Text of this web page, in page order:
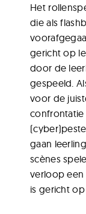
Het
die als
gericht op
door de
gespeeld.
voor de
gaan
scènes
verloop een
is gericht